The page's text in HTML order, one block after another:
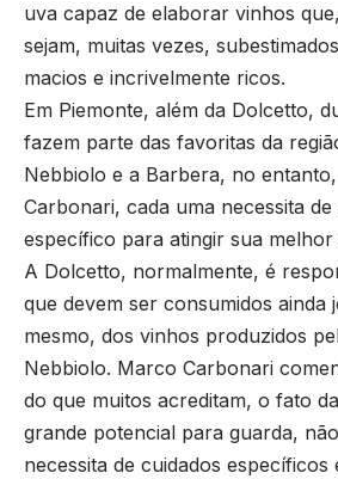
uva capaz de elaborar vinhos
sejam, muitas vezes,
macios e incrivelmente ricos.
Em Piemonte, além da Dolcetto,
fazem parte das favoritas da
Nebbiolo e a Barbera, no
Carbonari, cada uma necessita
específico para atingir sua melhor
A Dolcetto, normalmente, é
que devem ser consumidos ainda
mesmo, dos vinhos produzidos
Nebbiolo. Marco Carbonari
do que muitos acreditam, o fato
grande potencial para guarda,
necessita de cuidados específicos